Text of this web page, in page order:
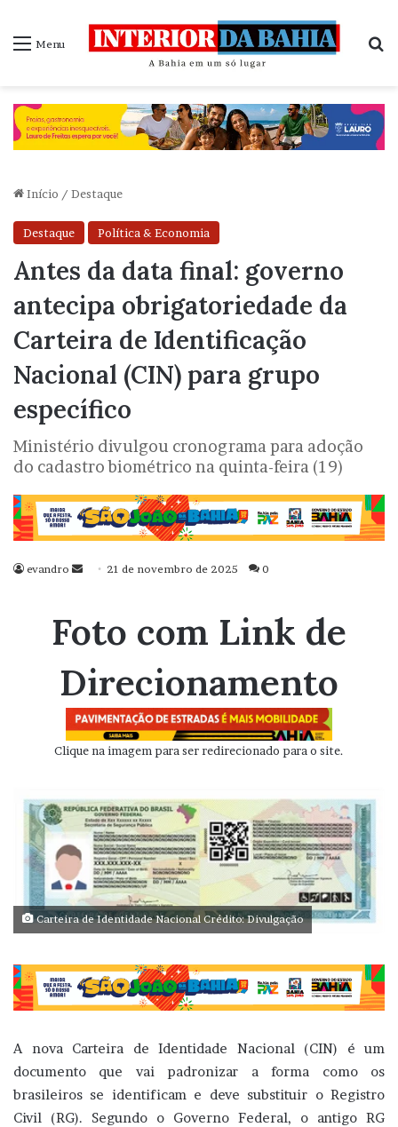
Menu
Início / Destaque
Destaque Política & Economia
Antes da data final: governo
antecipa obrigatoriedade da
Carteira de Identificação
Nacional (CIN) para grupo
específico
Ministério divulgou cronograma para adoção
do cadastro biométrico na quinta-feira (19)
evandro
Mande
mail
21 de novembro de 2025 0
Foto com Link de
Direcionamento
Clique na imagem para ser redirecionado para o site.
Carteira de Identidade Nacional Crédito: Divulgação
A nova Carteira de Identidade Nacional (CIN) é um
documento que vai padronizar a forma como os
brasileiros se identificam e deve substituir o Registro
Civil (RG). Segundo o Governo Federal, o antigo RG